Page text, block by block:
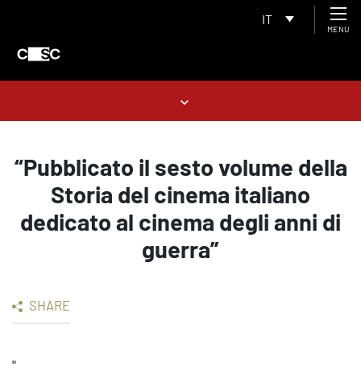
IT
MENU
“Pubblicato il sesto volume della
Storia del cinema italiano
dedicato al cinema degli anni di
guerra”
SHARE
"